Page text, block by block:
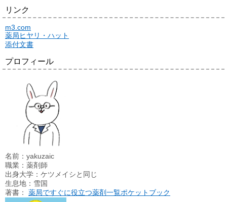
リンク
m3.com
薬局ヒヤリ・ハット
添付文書
プロフィール
名前：yakuzaic
職業：薬剤師
出身大学：ケツメイシと同じ
生息地：雪国
著書： 薬局ですぐに役立つ薬剤一覧ポケットブック